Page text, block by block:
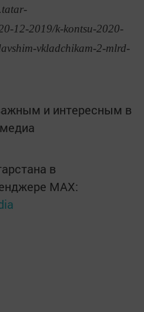
12-2019/k-kontsu-2020-
vkladchikam-2-mlrd-
и интересным в
в
MАХ: